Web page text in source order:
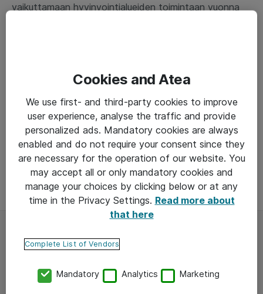
vaikuttamaan hyvinvointialueiden toimintaan vuonna
Kuuntele Spotifyssa
Kuuntele Youtubessa
Jaa sosiaalisessa mediassa
Atea lyhyesti
Atea on maailman vastuullisin IT-palveluyritys
Cookies and Atea
We use first- and third-party cookies to improve
user experience, analyse the traffic and provide
personalized ads. Mandatory cookies are always
enabled and do not require your consent since they
are necessary for the operation of our website. You
may accept all or only mandatory cookies and
manage your choices by clicking below or at any
time in the Privacy Settings. Read more about
that here
Complete List of Vendors
Mandatory Analytics Marketing